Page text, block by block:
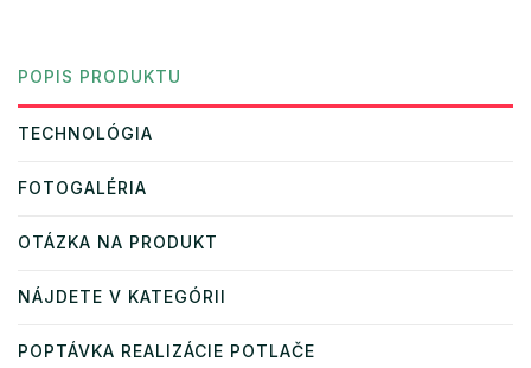
POPIS PRODUKTU
TECHNOLÓGIA
FOTOGALÉRIA
OTÁZKA NA PRODUKT
NÁJDETE V KATEGÓRII
POPTÁVKA REALIZÁCIE POTLAČE